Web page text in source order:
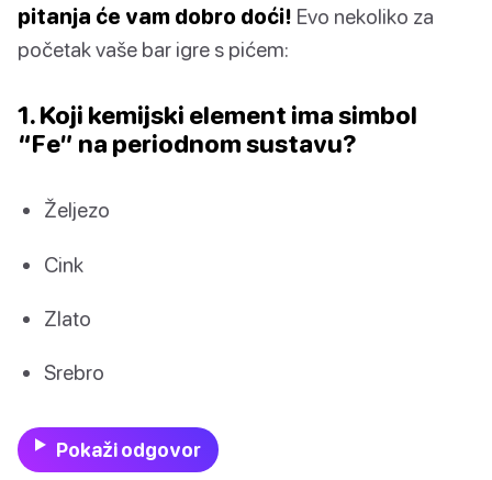
pitanja će vam dobro doći! Evo nekoliko za
početak vaše bar igre s pićem:
1. Koji kemijski element ima simbol
“Fe” na periodnom sustavu?
Željezo
Cink
Zlato
Srebro
Pokaži odgovor